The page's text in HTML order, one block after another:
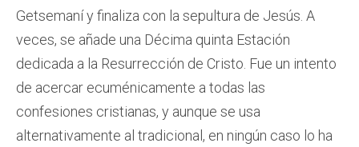
Getsemaní y finaliza con la sepultura de Jesús. A
veces, se añade una Décima quinta Estación
dedicada a la Resurrección de Cristo. Fue un intento
de acercar ecuménicamente a todas las
confesiones cristianas, y aunque se usa
alternativamente al tradicional, en ningún caso lo ha